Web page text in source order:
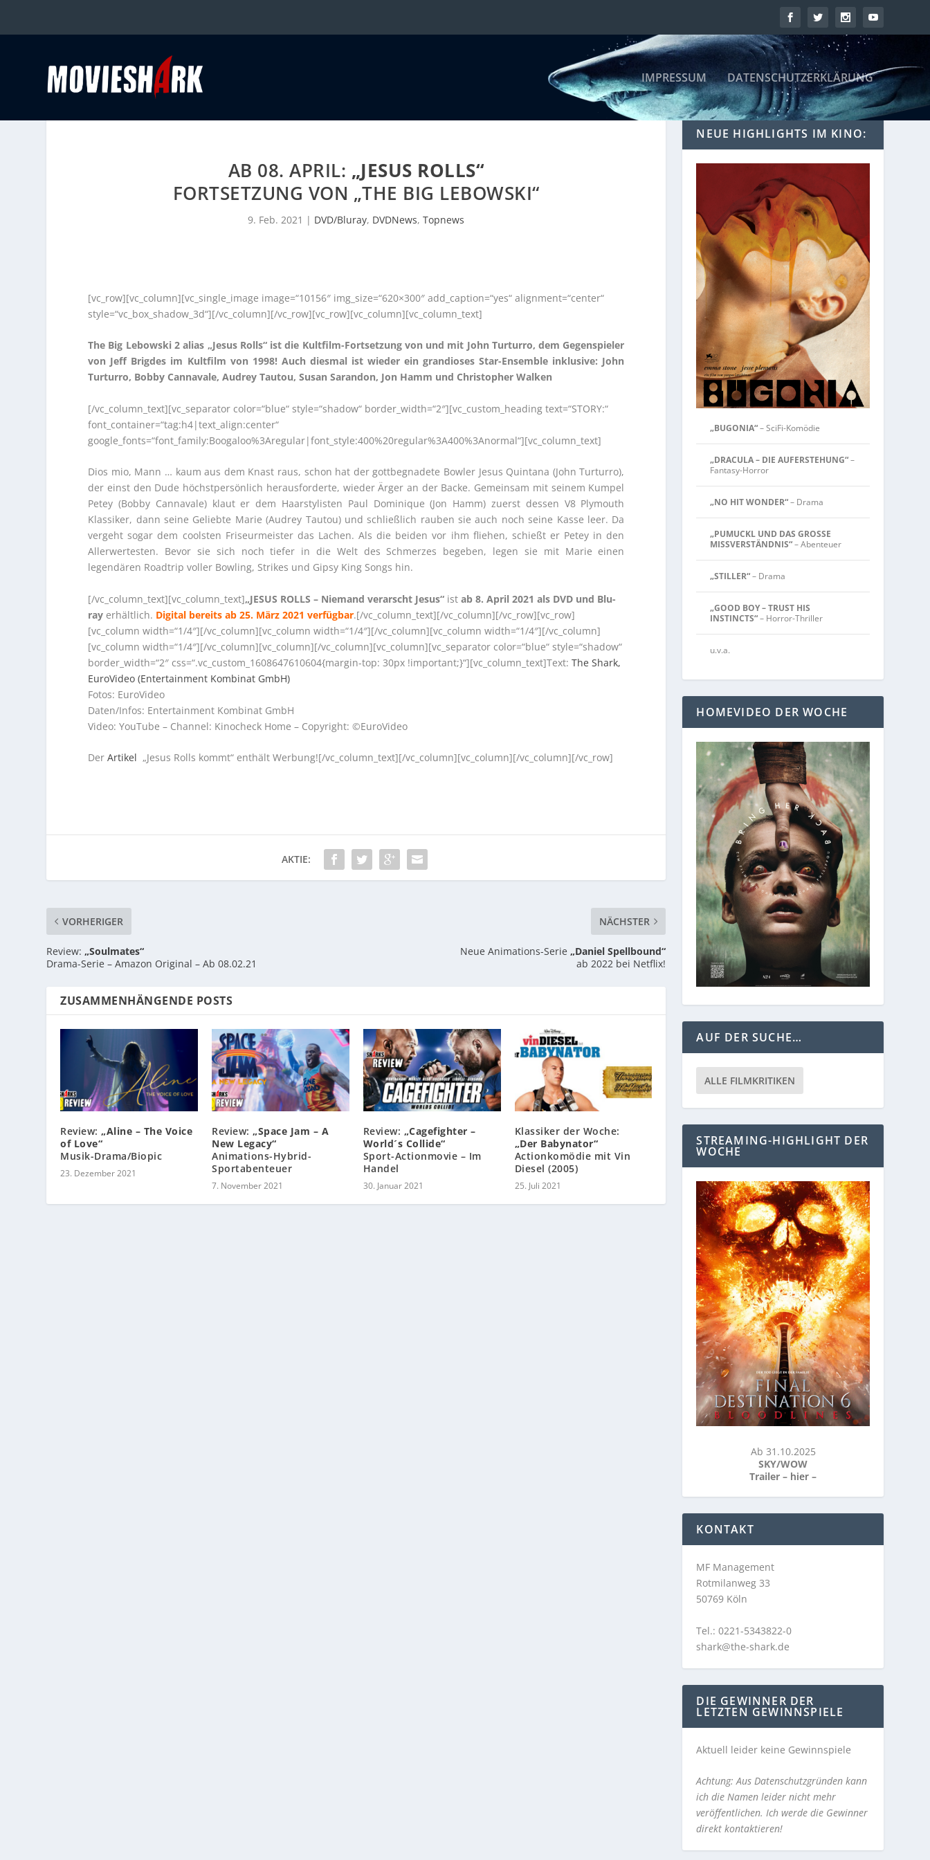
IMPRESSUM DATENSCHUTZERKLÄRUNG
AB 08. APRIL: „JESUS ROLLS“
FORTSETZUNG VON „THE BIG LEBOWSKI“
9. Feb. 2021 | DVD/Bluray, DVDNews,Topnews
[vc_row][vc_column][vc_single_image image=“10156″ img_size=“620×300″ add_caption=“yes“ alignment=“center“
style=“vc_box_shadow_3d“][/vc_column][/vc_row][vc_row][vc_column][vc_column_text]
The Big Lebowski 2 alias „Jesus Rolls“ ist die Kultfilm-Fortsetzung von und mit John Turturro, dem Gegenspieler
von Jeff Brigdes im Kultfilm von 1998! Auch diesmal ist wieder ein grandioses Star-Ensemble inklusive: John
Turturro, Bobby Cannavale, Audrey Tautou, Susan Sarandon, Jon Hamm und Christopher Walken
[/vc_column_text][vc_separator color=“blue“ style=“shadow“ border_width=“2″][vc_custom_heading text=“STORY:“
font_container=“tag:h4|text_align:center“
google_fonts=“font_family:Boogaloo%3Aregular|font_style:400%20regular%3A400%3Anormal“][vc_column_text]
Dios mio, Mann … kaum aus dem Knast raus, schon hat der gottbegnadete Bowler Jesus Quintana (John Turturro),
der einst den Dude höchstpersönlich herausforderte, wieder Ärger an der Backe. Gemeinsam mit seinem Kumpel
Petey (Bobby Cannavale) klaut er dem Haarstylisten Paul Dominique (Jon Hamm) zuerst dessen V8 Plymouth
Klassiker, dann seine Geliebte Marie (Audrey Tautou) und schließlich rauben sie auch noch seine Kasse leer. Da
vergeht sogar dem coolsten Friseurmeister das Lachen. Als die beiden vor ihm fliehen, schießt er Petey in den
Allerwertesten. Bevor sie sich noch tiefer in die Welt des Schmerzes begeben, legen sie mit Marie einen
legendären Roadtrip voller Bowling, Strikes und Gipsy King Songs hin.
[/vc_column_text][vc_column_text]„JESUS ROLLS – Niemand verarscht Jesus“ istab 8. April 2021 als DVD und Blu-
ray erhältlich. Digital bereits ab 25. März 2021 verfügbar.[/vc_column_text][/vc_column][/vc_row][vc_row]
[vc_column width=“1/4″][/vc_column][vc_column width=“1/4″][/vc_column][vc_column width=“1/4″][/vc_column]
[vc_column width=“1/4″][/vc_column][vc_column][/vc_column][vc_column][vc_separator color=“blue“ style=“shadow“
border_width=“2″ css=“.vc_custom_1608647610604{margin-top: 30px !important;}“][vc_column_text]Text:The Shark,
EuroVideo (Entertainment Kombinat GmbH)
Fotos: EuroVideo
Daten/Infos: Entertainment Kombinat GmbH
Video: YouTube – Channel: Kinocheck Home – Copyright: ©EuroVideo
DerArtikel „Jesus Rolls kommt“ enthält Werbung![/vc_column_text][/vc_column][vc_column][/vc_column][/vc_row]
AKTIE:
VORHERIGER
Review:„Soulmates“
Drama-Serie – Amazon Original – Ab 08.02.21
NÄCHSTER
Neue Animations-Serie„Daniel Spellbound“
ab 2022 bei Netflix!
ZUSAMMENHÄNGENDE POSTS
Review:„Aline – The Voice
of Love“
Musik-Drama/Biopic
23. Dezember 2021
Review: „Space Jam – A
New Legacy“
Animations-Hybrid-
Sportabenteuer
7. November 2021
Review: „Cagefighter –
World´s Collide“
Sport-Actionmovie – Im
Handel
30. Januar 2021
Klassiker der Woche:
„Der Babynator“
Actionkomödie mit Vin
Diesel (2005)
25. Juli 2021
NEUE HIGHLIGHTS IM KINO:
„BUGONIA“– SciFi-Komödie
„DRACULA – DIE AUFERSTEHUNG“–
Fantasy-Horror
„NO HIT WONDER“– Drama
„PUMUCKL UND DAS GROSSE
MISSVERSTÄNDNIS“– Abenteuer
„STILLER“– Drama
„GOOD BOY – TRUST HIS
INSTINCTS“– Horror-Thriller
u.v.a.
HOMEVIDEO DER WOCHE
AUF DER SUCHE…
ALLE FILMKRITIKEN
STREAMING-HIGHLIGHT DER
WOCHE
Ab 31.10.2025
SKY/WOW
Trailer – hier–
KONTAKT
MF Management
Rotmilanweg 33
50769 Köln
Tel.: 0221-5343822-0
shark@the-shark.de
DIE GEWINNER DER
LETZTEN GEWINNSPIELE
Aktuell leider keine Gewinnspiele
Achtung: Aus Datenschutzgründen kann
ich die Namen leider nicht mehr
veröffentlichen. Ich werde die Gewinner
direkt kontaktieren!